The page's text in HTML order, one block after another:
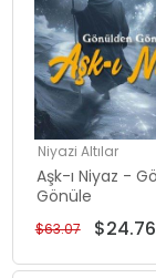
Niyazi Altılar
Aşk-ı Niyaz - Gönülden
Gönüle
$24.76
$63.07